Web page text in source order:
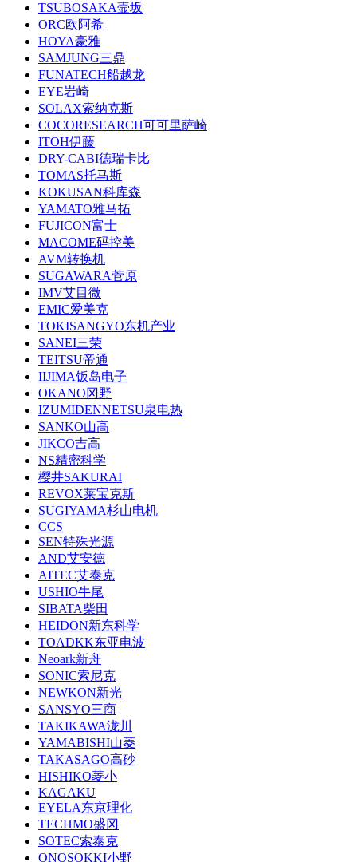
TSUBOSAKA壸坂
ORC欧阿希
HOYA豪雅
SAMJUNG三鼎
FUNATECH船越龙
EYE岩崎
SOLAX索纳克斯
COCORESEARCH可可里萨崎
ITOH伊藤
DRY-CABI德瑞卡比
TOMAS托马斯
KOKUSAN科库森
YAMATO雅马拓
FUJICON富士
MACOME码控美
AVM转换机
SUGAWARA菅原
IMV艾目微
EMIC爱美克
TOKISANGYO东机产业
SANEI三荣
TEITSU帝通
IIJIMA饭岛电子
OKANO冈野
IZUMIDENNETSU泉电热
SANKO山高
JIKCO吉高
NS精密科学
樱井SAKURAI
REVOX莱宝克斯
SUGIYAMA杉山电机
CCS
SEN特殊光源
AND艾安德
AITEC艾泰克
USHIO牛尾
SIBATA柴田
HEIDON新东科学
TOADKK东亚电波
Neoark新舟
SONIC索尼克
NEWKON新光
SANSYO三商
TAKIKAWA泷川
YAMABISHI山菱
TAKASAGO高砂
HISHIKO菱小
KAGAKU
EYELA东京理化
TECHMO盛冈
SOTEC索泰克
ONOSOKKI小野